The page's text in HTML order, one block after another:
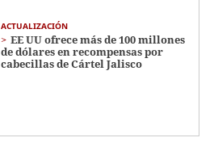
ACTUALIZACIÓN
EE UU ofrece más de 100 millones
de dólares en recompensas por
cabecillas de Cártel Jalisco